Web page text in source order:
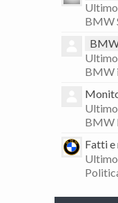
BMW
BMW
Fatti